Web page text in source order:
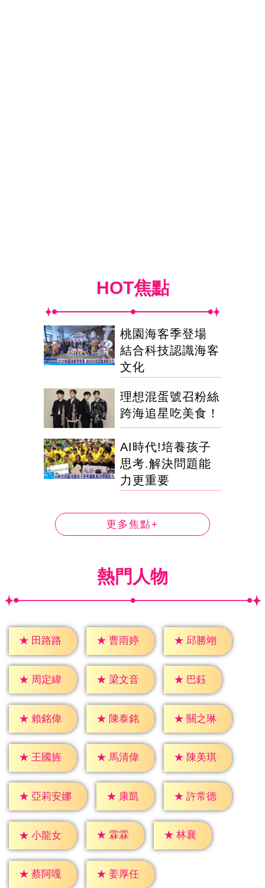
HOT焦點
桃園海客季登場
結合科技認識海客
文化
理想混蛋號召粉絲
跨海追星吃美食！
AI時代!培養孩子
思考.解決問題能
力更重要
更多焦點+
熱門人物
★ 田路路 ★ 曹雨婷 ★ 邱勝翊
★ 周定緯 ★ 梁文音 ★ 巴鈺
★ 賴銘偉 ★ 陳泰銘 ★ 關之琳
★ 王國旌 ★ 馬清偉 ★ 陳美琪
★ 亞莉安娜 ★ 康凱 ★ 許常德
★ 小龍女 ★ 霖霖 ★ 林襄
★ 蔡阿嘎 ★ 姜厚任